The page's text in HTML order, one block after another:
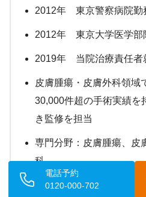
2012年 東京警察病院勤
2012年 東京大学医学部
2019年 当院治療責任者
皮膚腫瘍・皮膚外科領域
30,000件超の手術実績を
き監修を担当
専門分野：皮膚腫瘍、皮
科
臨床実績（2024年時点
電話予約
0120-000-702